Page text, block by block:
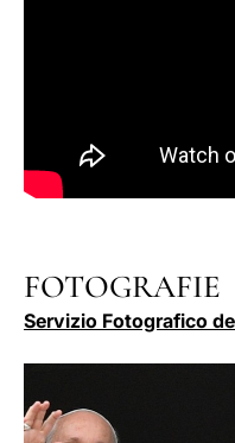
FOTOGRAFIE
Servizio Fotografico